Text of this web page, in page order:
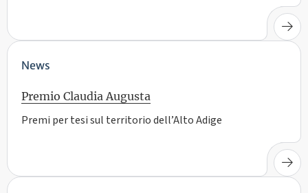
News
Premio Claudia Augusta
Premi per tesi sul territorio dell’Alto Adige